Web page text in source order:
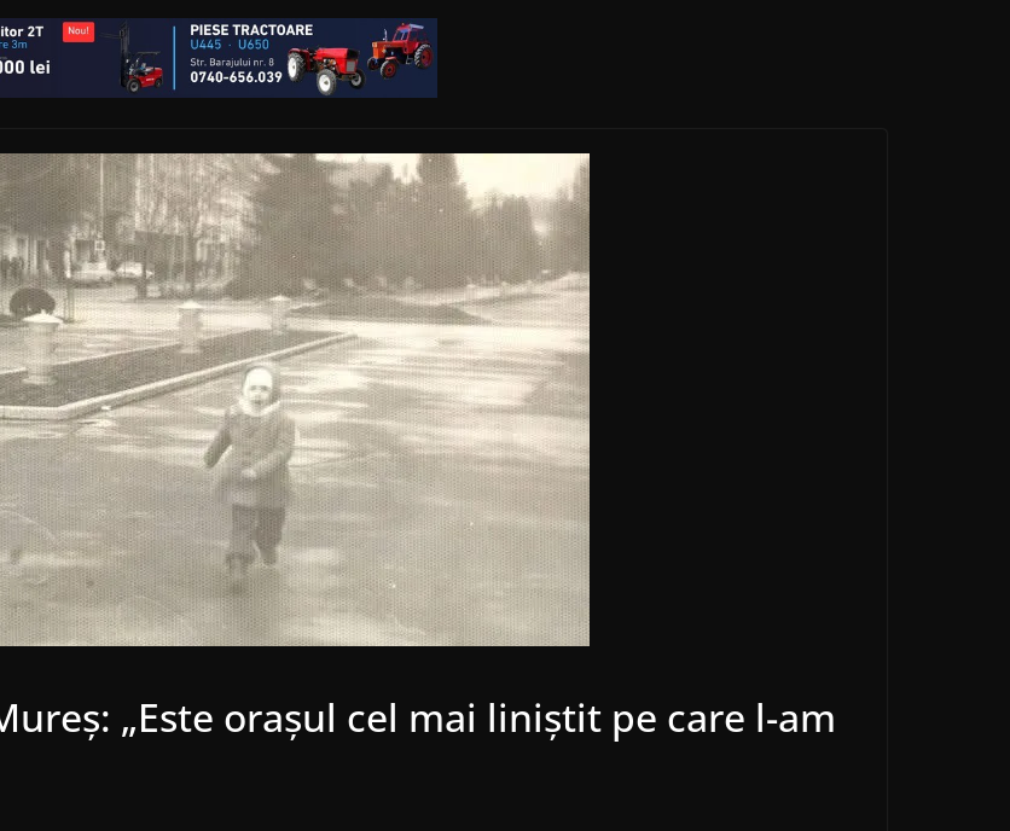
„Este orașul cel mai liniștit pe care l-am